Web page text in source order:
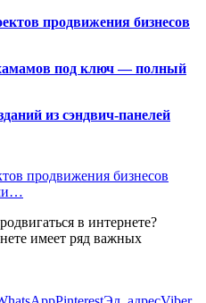
продвижения бизнесов
под ключ — полный
из сэндвич-панелей
продвижения бизнесов
в интернете?
имеет ряд важных